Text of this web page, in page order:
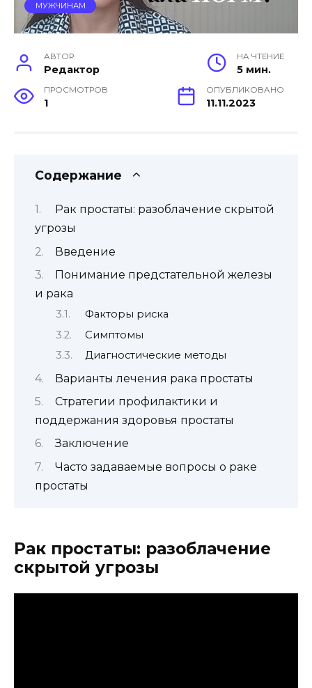
МУЖЧИНАМ
АВТОР
Редактор
НА ЧТЕНИЕ
5 мин.
ПРОСМОТРОВ
1
ОПУБЛИКОВАНО
11.11.2023
Содержание
Рак простаты: разоблачение скрытой
угрозы
Введение
Понимание предстательной железы
и рака
Факторы риска
Симптомы
Диагностические методы
Варианты лечения рака простаты
Стратегии профилактики и
поддержания здоровья простаты
Заключение
Часто задаваемые вопросы о раке
простаты
Рак простаты: разоблачение
скрытой угрозы